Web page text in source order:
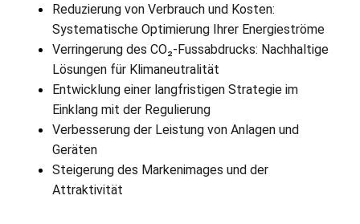
Reduzierung von Verbrauch und Kosten:
Systematische Optimierung Ihrer Energieströme
Verringerung des CO₂-Fussabdrucks: Nachhaltige
Lösungen für Klimaneutralität
Entwicklung einer langfristigen Strategie im
Einklang mit der Regulierung
Verbesserung der Leistung von Anlagen und
Geräten
Steigerung des Markenimages und der
Attraktivität